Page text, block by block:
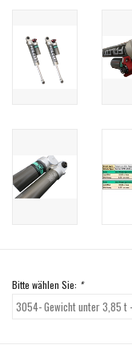
Bitte wählen Sie: *